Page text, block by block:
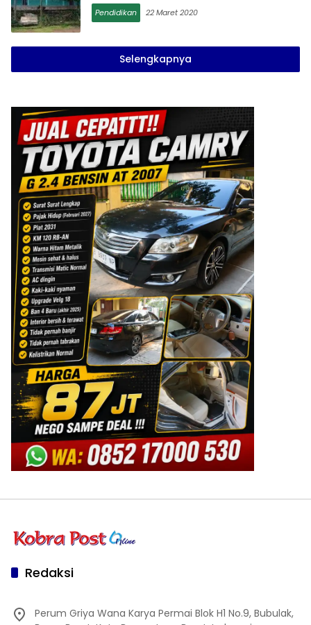
Pendidikan 22 Maret 2020
Selengkapnya
Redaksi
Perum Griya Wana Karya Permai Blok H1 No.9, Bubulak,